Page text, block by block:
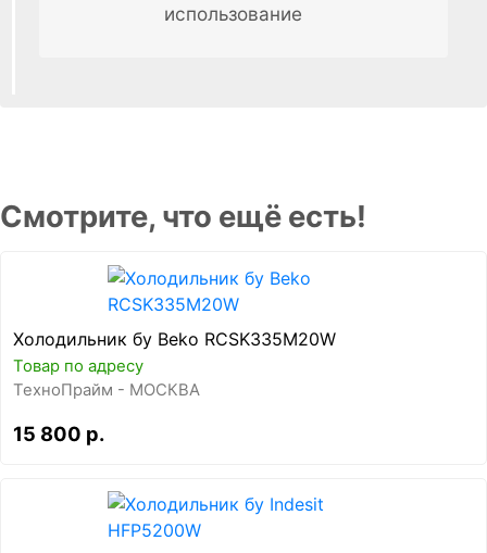
использование
Смотрите, что ещё есть!
Холодильник бу Beko RCSK335M20W
Товар по адресу
ТехноПрайм - МОСКВА
15 800 р.